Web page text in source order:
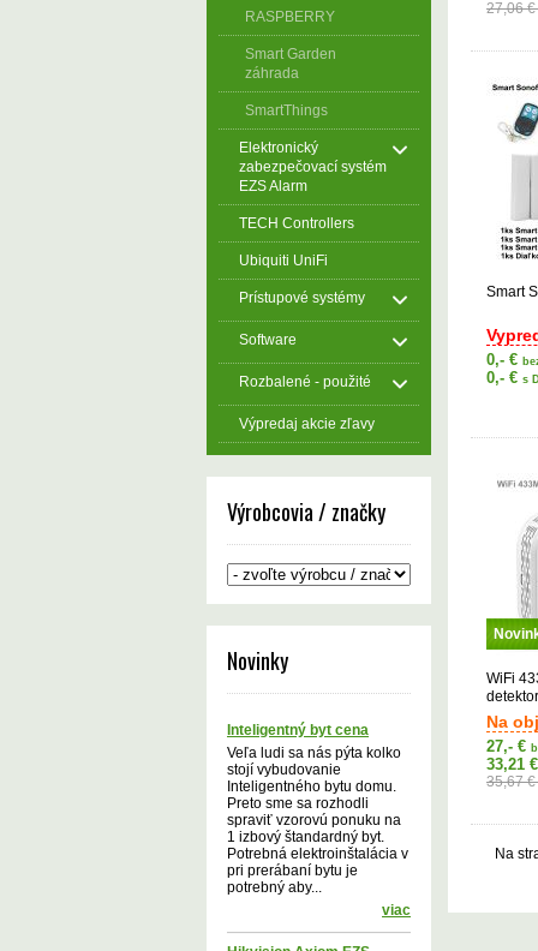
RASPBERRY
Smart Garden
záhrada
SmartThings
Elektronický
zabezpečovací systém
EZS Alarm
TECH Controllers
Ubiquiti UniFi
Prístupové systémy
Software
Rozbalené - použité
Výpredaj akcie zľavy
Výrobcovia / značky
Novinky
Inteligentný byt cena
Veľa ludi sa nás pýta kolko
stojí vybudovanie
Inteligentného bytu domu.
Preto sme sa rozhodli
spraviť vzorovú ponuku na
1 izbový štandardný byt.
Potrebná elektroinštalácia v
pri prerábaní bytu je
potrebný aby...
viac
27,06 €
Smart
0,- €
0,- € s
WiFi
ochrana
Na
27,- €
33,21 €
35,67 €
Na